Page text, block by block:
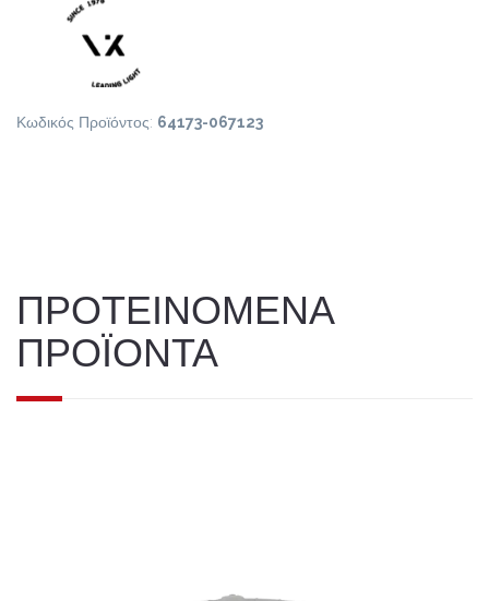
Κωδικός Προϊόντος: 64173-067123
ΠΡΟΤΕΙΝΟΜΕΝΑ
ΠΡΟΪΟΝΤΑ